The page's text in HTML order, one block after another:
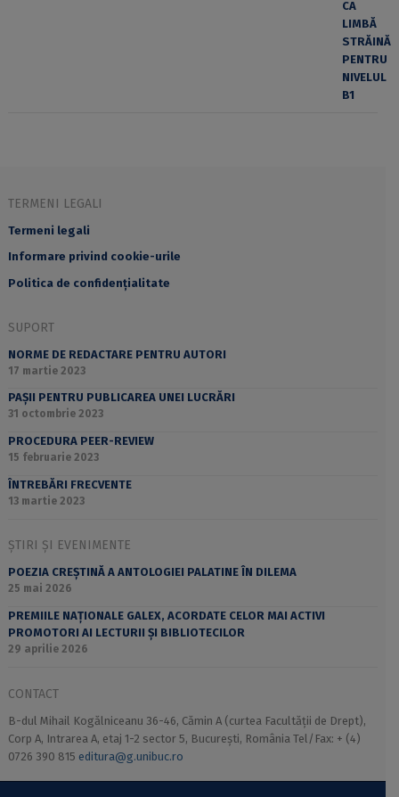
TERMENI LEGALI
Termeni legali
Informare privind cookie-urile
Politica de confidențialitate
SUPORT
NORME DE REDACTARE PENTRU AUTORI
17 martie 2023
PAȘII PENTRU PUBLICAREA UNEI LUCRĂRI
31 octombrie 2023
PROCEDURA PEER-REVIEW
15 februarie 2023
ÎNTREBĂRI FRECVENTE
13 martie 2023
ȘTIRI ȘI EVENIMENTE
POEZIA CREȘTINĂ A ANTOLOGIEI PALATINE ÎN DILEMA
25 mai 2026
PREMIILE NAȚIONALE GALEX, ACORDATE CELOR MAI ACTIVI
PROMOTORI AI LECTURII ȘI BIBLIOTECILOR
29 aprilie 2026
CONTACT
B-dul Mihail Kogălniceanu 36-46, Cămin A (curtea Facultății de Drept),
Corp A, Intrarea A, etaj 1-2 sector 5, București, România Tel/Fax: + (4)
0726 390 815 editura@g.unibuc.ro